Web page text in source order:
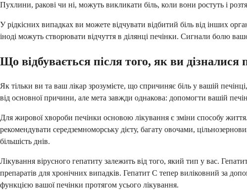
Пухлини, ракові чи ні, можуть викликати біль, коли вони ростуть і
У рідкісних випадках ви можете відчувати відбитий біль від інших
іноді можуть створювати відчуття в ділянці печінки. Сигнали болю
Що відбувається після того, як ви дізналися
Як тільки ви та ваш лікар зрозумієте, що спричиняє біль у вашій
від основної причини, але мета завжди однакова: допомогти вашій
Для жирової хвороби печінки основою лікування є зміни способу
рекомендувати середземноморську дієту, багату овочами,
більшість днів.
Лікування вірусного гепатиту залежить від того, який тип у вас.
препаратів для хронічних випадків. Гепатит С тепер виліковний за
функцією вашої печінки протягом усього лікування.